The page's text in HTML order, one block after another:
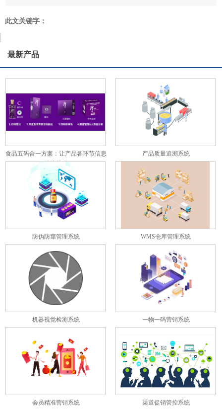
此文关键字：
最新产品
食品五码合一方案：让产品各环节信息
彼此关联
产品质量追溯系统
防伪防窜管理系统 WMS仓库管理系统
机器视觉检测系统 一物一码营销系统
会员精准营销系统 渠道促销管控系统